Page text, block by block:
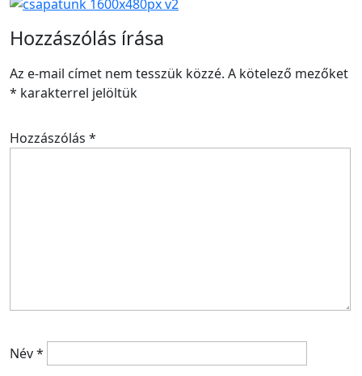
Hozzászólás írása
Az e-mail címet nem tesszük közzé. A kötelező mezőket
* karakterrel jelöltük
Hozzászólás *
Név*